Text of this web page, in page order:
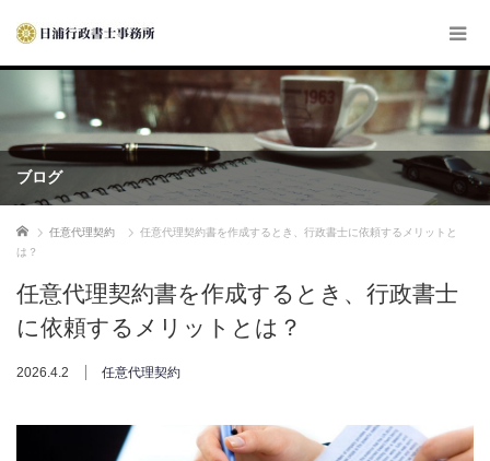
ブログ
ホーム 任意代理契約
任意代理契約書を作成するとき、行政書士に依頼するメリットと
は？
任意代理契約書を作成するとき、行政書士
に依頼するメリットとは？
2026.4.2 任意代理契約